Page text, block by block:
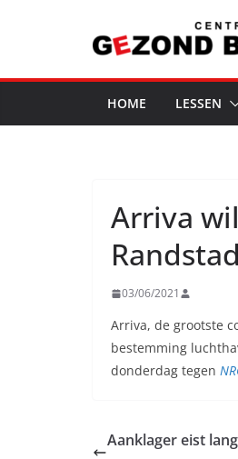
inhoud
HOME LESSEN
Arriva
Randstad
03/06/2021
Arriva, de grootste
bestemming
donderdag tegen
Aanklager eist